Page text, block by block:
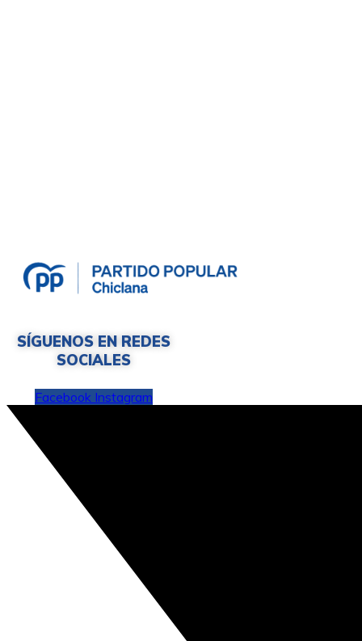
SÍGUENOS EN REDES
SOCIALES
Facebook Instagram